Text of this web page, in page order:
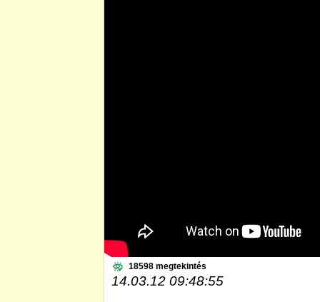
18598 megtekintés
14.03.12 09:48:55